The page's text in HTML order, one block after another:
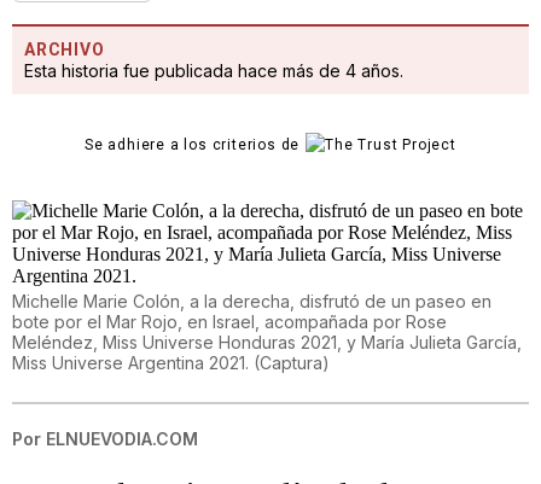
ARCHIVO
Esta historia fue publicada hace más de 4 años.
Se adhiere a los criterios de
Michelle Marie Colón, a la derecha, disfrutó de un paseo en
bote por el Mar Rojo, en Israel, acompañada por Rose
Meléndez, Miss Universe Honduras 2021, y María Julieta García,
Miss Universe Argentina 2021. (Captura)
Por ELNUEVODIA.COM